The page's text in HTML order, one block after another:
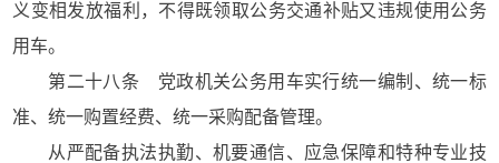
义变相发放福利，不得既领取公务交通补贴又违规使用公务
用车。
第二十八条 党政机关公务用车实行统一编制、统一标
准、统一购置经费、统一采购配备管理。
从严配备执法执勤、机要通信、应急保障和特种专业技